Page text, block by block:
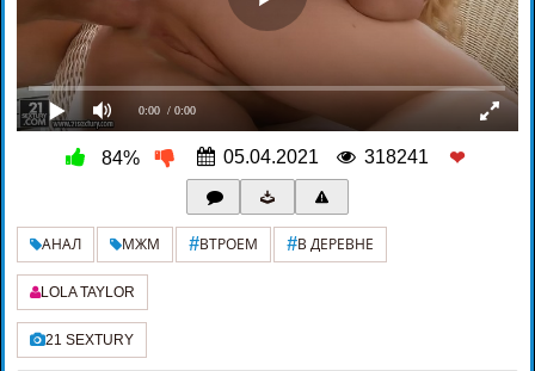
0:00 / 0:00
84% 05.04.2021 318241 ❤
АНАЛ МЖМ #ВТРОЕМ #В ДЕРЕВНЕ
LOLA TAYLOR
21 SEXTURY